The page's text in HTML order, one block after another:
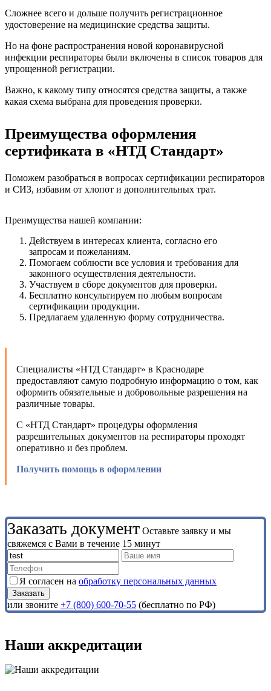
Сложнее всего и дольше получить регистрационное
удостоверение на медицинские средства защиты.
Но на фоне распространения новой коронавирусной
инфекции респираторы были включены в список товаров для
упрощенной регистрации.
Важно, к какому типу относятся средства защиты, а также
какая схема выбрана для проведения проверки.
Преимущества оформления
сертификата в «НТД Стандарт»
Поможем разобраться в вопросах сертификации респираторов
и СИЗ, избавим от хлопот и дополнительных трат.
Преимущества нашей компании:
Действуем в интересах клиента, согласно его
запросам и пожеланиям.
Помогаем соблюсти все условия и требования для
законного осуществления деятельности.
Участвуем в сборе документов для проверки.
Бесплатно консультируем по любым вопросам
сертификации продукции.
Предлагаем удаленную форму сотрудничества.
Специалисты «НТД Стандарт» в Краснодаре
предоставляют самую подробную информацию о том, как
оформить обязательные и добровольные разрешения на
различные товары.
С «НТД Стандарт» процедуры оформления
разрешительных документов на респираторы проходят
оперативно и без проблем.
Получить помощь в оформлении
Заказать документ Оставьте заявку и мы
свяжемся с Вами в течение 15 минут
Я согласен на обработку персональных данных
или звоните +7 (800) 600-70-55 (бесплатно по РФ)
Наши аккредитации